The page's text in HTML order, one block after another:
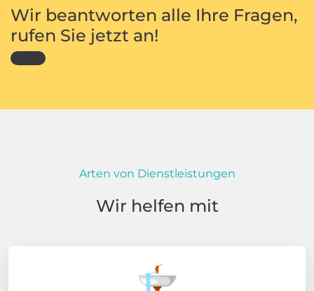
Wir beantworten alle Ihre Fragen,
rufen Sie jetzt an!
Arten von Dienstleistungen
Wir helfen mit